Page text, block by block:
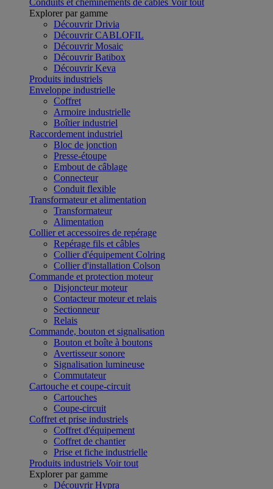
Conduits et cheminements de câbles Voir tout
Explorer par gamme
Découvrir Drivia
Découvrir CABLOFIL
Découvrir Mosaic
Découvrir Batibox
Découvrir Keva
Produits industriels
Enveloppe industrielle
Coffret
Armoire industrielle
Boîtier industriel
Raccordement industriel
Bloc de jonction
Presse-étoupe
Embout de câblage
Connecteur
Conduit flexible
Transformateur et alimentation
Transformateur
Alimentation
Collier et accessoires de repérage
Repérage fils et câbles
Collier d'équipement Colring
Collier d'installation Colson
Commande et protection moteur
Disjoncteur moteur
Contacteur moteur et relais
Sectionneur
Relais
Commande, bouton et signalisation
Bouton et boîte à boutons
Avertisseur sonore
Signalisation lumineuse
Commutateur
Cartouche et coupe-circuit
Cartouches
Coupe-circuit
Coffret et prise industriels
Coffret d'équipement
Coffret de chantier
Prise et fiche industrielle
Produits industriels Voir tout
Explorer par gamme
Découvrir Hypra